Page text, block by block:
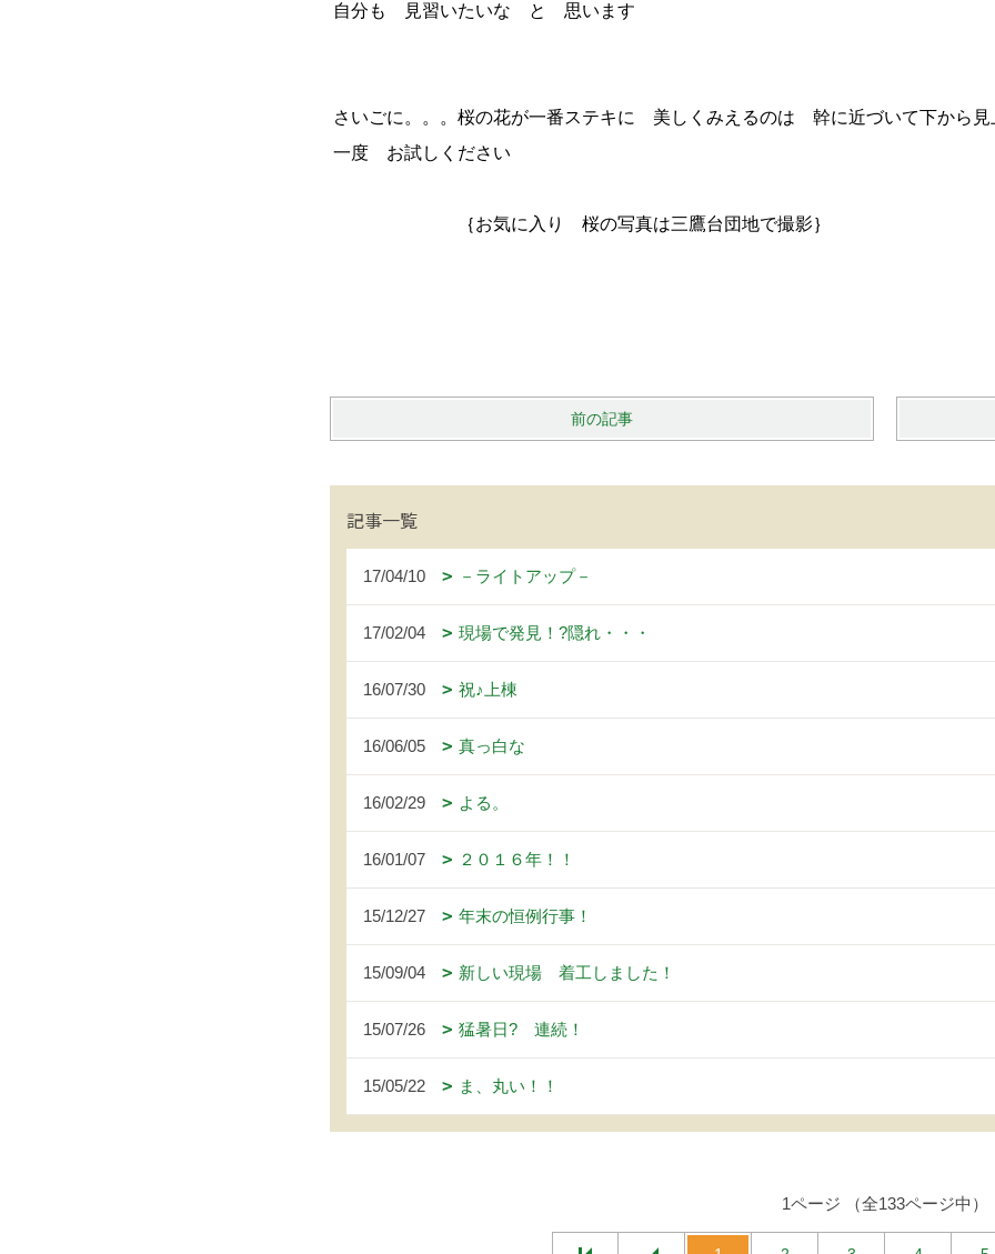
自分も 見習いたいな と 思います
さいごに。。。桜の花が一番ステキに 美しくみえるのは 幹に近づいて下から見
一度 お試しください
｛お気に入り 桜の写真は三鷹台団地で撮影｝
前の記事
記事一覧
17/04/10 －ライトアップ－
17/02/04 現場で発見！?隠れ・・・
16/07/30 祝♪上棟
16/06/05 真っ白な
16/02/29 よる。
16/01/07 ２０１６年！！
15/12/27 年末の恒例行事！
15/09/04 新しい現場 着工しました！
15/07/26 猛暑日? 連続！
15/05/22 ま、丸い！！
1ページ （全133ページ中）